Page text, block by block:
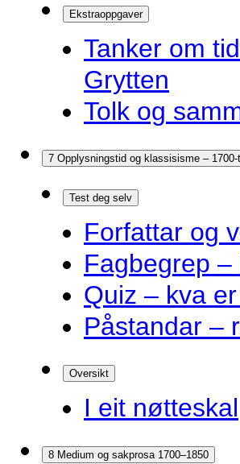
Ekstraoppgaver
Tanker om
Grytten
Tolk og
7 Opplysningstid og klassisisme – 1700-
Test deg selv
Forfattar og
Fagbegrep –
Quiz – kva
Påstandar –
Oversikt
I eit nøtteskal
8 Medium og sakprosa 1700–1850